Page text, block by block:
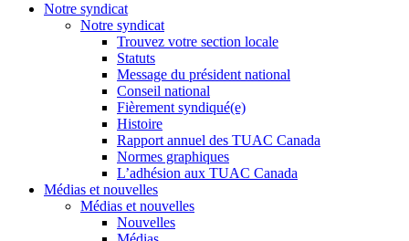
Notre syndicat
Notre syndicat
Trouvez votre section locale
Statuts
Message du président national
Conseil national
Fièrement syndiqué(e)
Histoire
Rapport annuel des TUAC Canada
Normes graphiques
L’adhésion aux TUAC Canada
Médias et nouvelles
Médias et nouvelles
Nouvelles